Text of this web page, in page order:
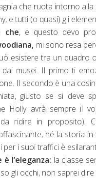
che ruota intorno
e tutti (o quasi) gli
che, e questo devo
mi sono resa
esistere tra un quadro
musei. Il primo ti
Il secondo è una
giusto se si deve
Holly avrà sempre il
ridire in proposito).
né la storia in
i suoi traffici è
è l’eleganza: la classe
gli occhi, non saprei